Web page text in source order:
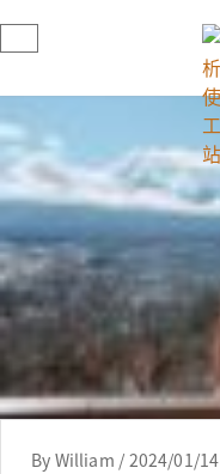
By William / 2024/01/14